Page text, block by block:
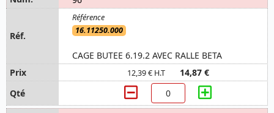
16.11250.000
CAGE BUTEE 6.19.2 AVEC RALLE BETA
12,39 € H.T 14,87 €